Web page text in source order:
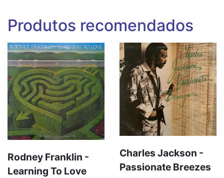
Produtos recomendados
Rodney Franklin -
Learning To Love
Charles Jackson -
Passionate Breezes